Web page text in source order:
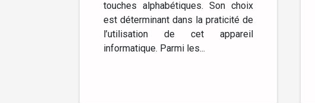
touches alphabétiques. Son choix
est déterminant dans la praticité de
l’utilisation de cet appareil
informatique. Parmi les...